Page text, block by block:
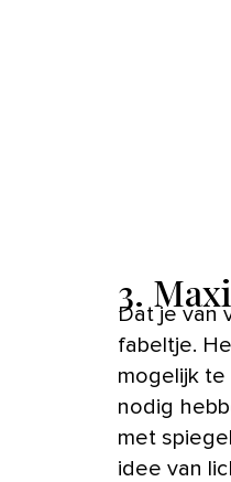
3.
Dat je van
fabeltje.
mogelijk te
nodig
met
idee van